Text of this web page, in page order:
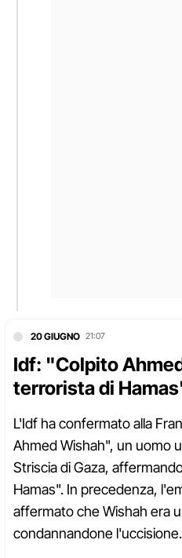
20 GIUGNO 21:07
Idf: "Colpito
terrorista di
L'Idf ha confermato alla
Ahmed Wishah", un uomo
Striscia di Gaza,
Hamas". In precedenza,
affermato che Wishah era
condannandone l'uccisione.